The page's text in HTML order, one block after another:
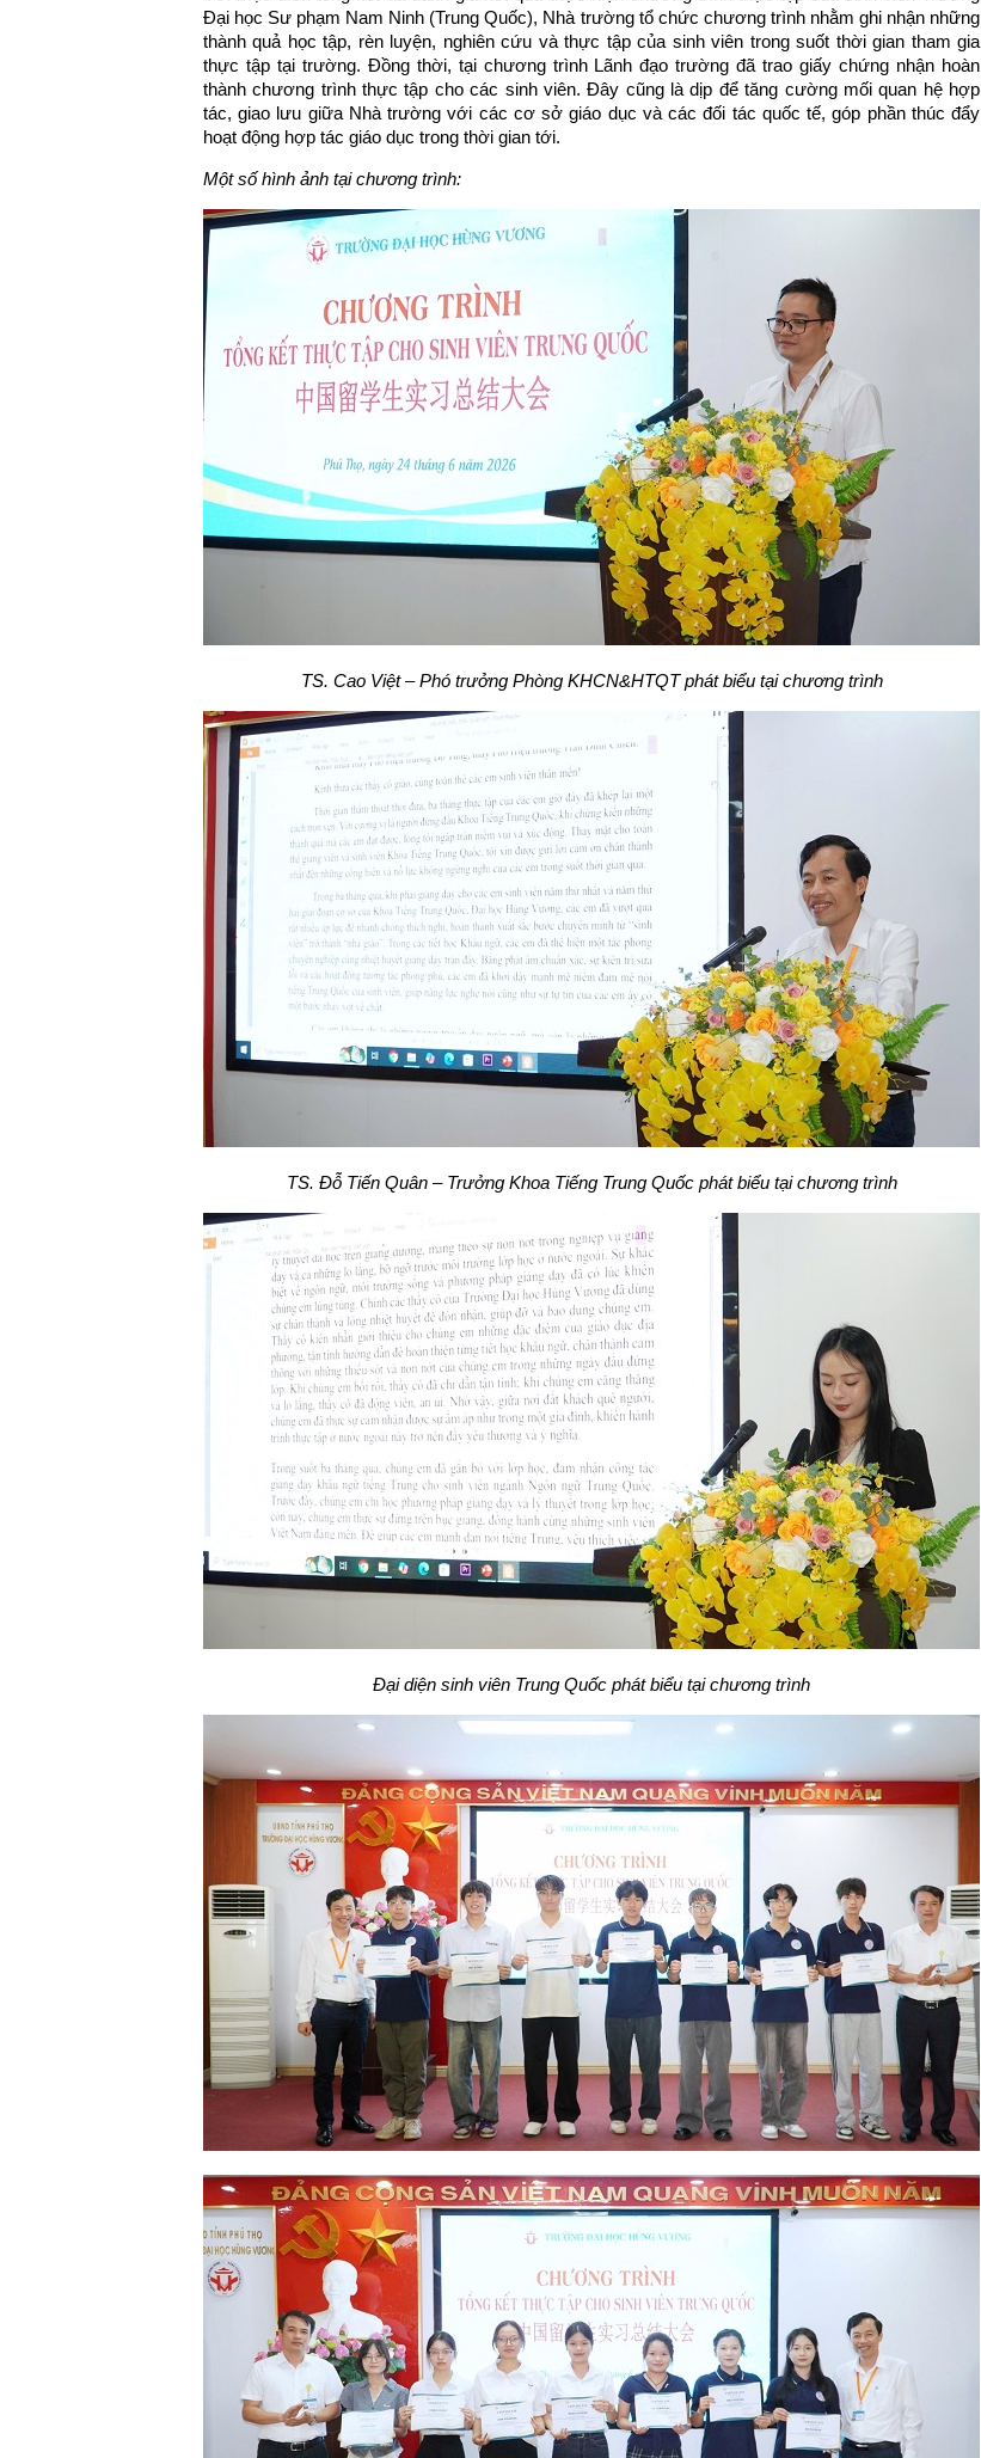
Đại học Sư phạm Nam Ninh (Trung Quốc), Nhà trường tổ chức chương trình nhằm ghi nhận những
thành quả học tập, rèn luyện, nghiên cứu và thực tập của sinh viên trong suốt thời gian tham gia
thực tập tại trường. Đồng thời, tại chương trình Lãnh đạo trường đã trao giấy chứng nhận hoàn
thành chương trình thực tập cho các sinh viên. Đây cũng là dịp để tăng cường mối quan hệ hợp
tác, giao lưu giữa Nhà trường với các cơ sở giáo dục và các đối tác quốc tế, góp phần thúc đẩy
hoạt động hợp tác giáo dục trong thời gian tới.
Một số hình ảnh tại chương trình:
TS. Cao Việt – Phó trưởng Phòng KHCN&HTQT phát biểu tại chương trình
TS. Đỗ Tiến Quân – Trưởng Khoa Tiếng Trung Quốc phát biểu tại chương trình
Đại diện sinh viên Trung Quốc phát biểu tại chương trình